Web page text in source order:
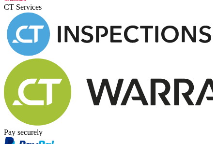
CT Services
Pay securely